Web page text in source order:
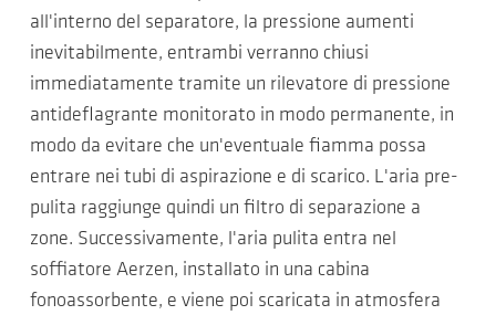
all'interno del separatore, la pressione aumenti
inevitabilmente, entrambi verranno chiusi
immediatamente tramite un rilevatore di pressione
antideflagrante monitorato in modo permanente, in
modo da evitare che un'eventuale fiamma possa
entrare nei tubi di aspirazione e di scarico. L'aria pre-
pulita raggiunge quindi un filtro di separazione a
zone. Successivamente, l'aria pulita entra nel
soffiatore Aerzen, installato in una cabina
fonoassorbente, e viene poi scaricata in atmosfera